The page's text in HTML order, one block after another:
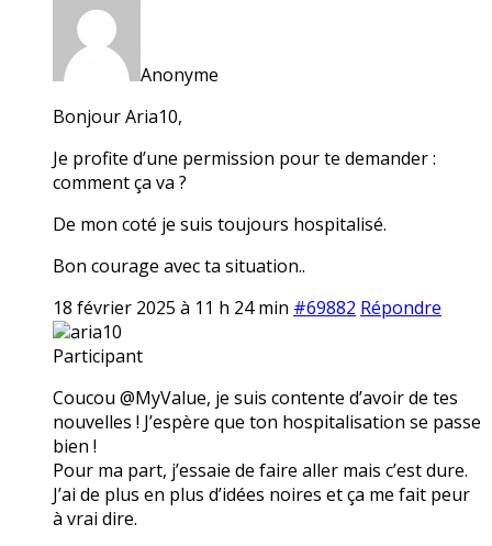
Anonyme
Bonjour Aria10,
Je profite d’une permission pour te demander :
comment ça va ?
De mon coté je suis toujours hospitalisé.
Bon courage avec ta situation..
18 février 2025 à 11 h 24 min #69882 Répondre
aria10
Participant
Coucou @MyValue, je suis contente d’avoir de tes
nouvelles ! J’espère que ton hospitalisation se passe
bien !
Pour ma part, j’essaie de faire aller mais c’est dure.
J’ai de plus en plus d’idées noires et ça me fait peur
à vrai dire.